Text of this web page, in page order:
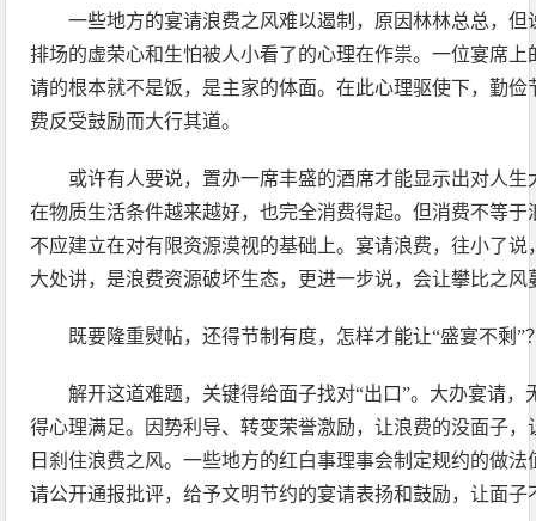
一些地方的宴请浪费之风难以遏制，原因林林总总，
排场的虚荣心和生怕被人小看了的心理在作祟。一位宴席上
请的根本就不是饭，是主家的体面。在此心理驱使下，勤
费反受鼓励而大行其道。
或许有人要说，置办一席丰盛的酒席才能显示出对人
在物质生活条件越来越好，也完全消费得起。但消费不等
不应建立在对有限资源漠视的基础上。宴请浪费，往小了
大处讲，是浪费资源破坏生态，更进一步说，会让攀比之风
既要隆重熨帖，还得节制有度，怎样才能让“盛宴不剩”
解开这道难题，关键得给面子找对“出口”。大办宴请，
得心理满足。因势利导、转变荣誉激励，让浪费的没面子
日刹住浪费之风。一些地方的红白事理事会制定规约的做
请公开通报批评，给予文明节约的宴请表扬和鼓励，让面子